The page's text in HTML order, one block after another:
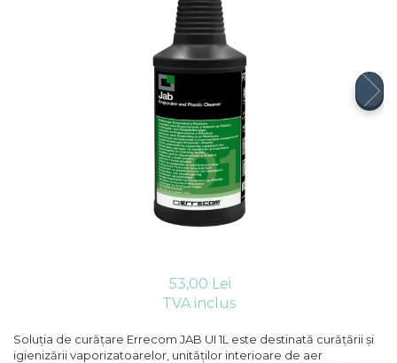
Compresoare Cubigel R404a
53,00 Lei
TVA inclus
Soluția de curățare Errecom JAB UI 1L este destinată curățării și
igienizării vaporizatoarelor, unităților interioare de aer